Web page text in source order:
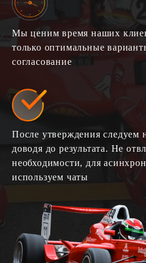
Мы ценим время наших
только оптимальные
согласование
После утверждения следуем
доводя до результата. Не
необходимости, для
используем чаты